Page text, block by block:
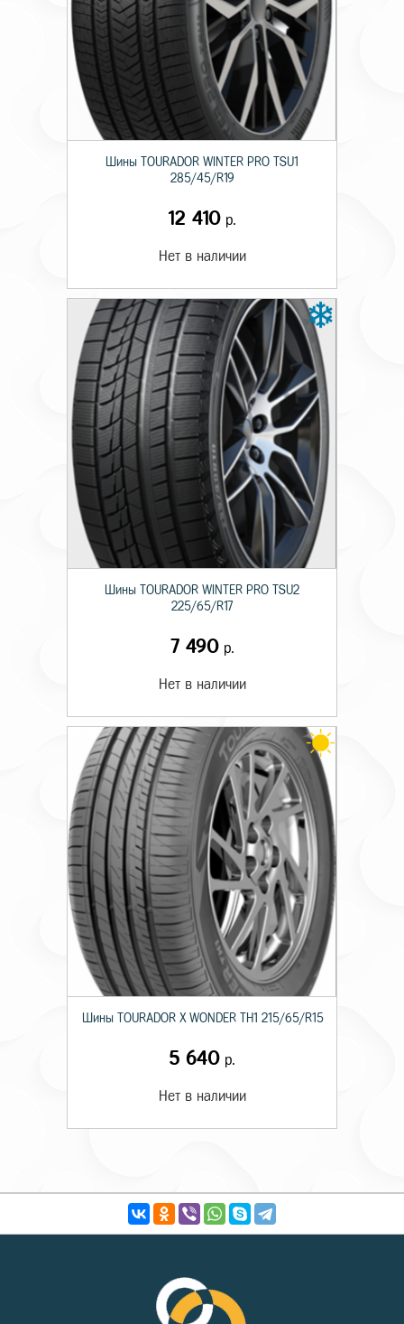
Шины TOURADOR WINTER PRO TSU1
285/45/R19
12 410 р.
Нет в наличии
Шины TOURADOR WINTER PRO TSU2
225/65/R17
7 490р.
Нет в наличии
Шины TOURADOR X WONDER TH1 215/65/R15
5 640 р.
Нет в наличии